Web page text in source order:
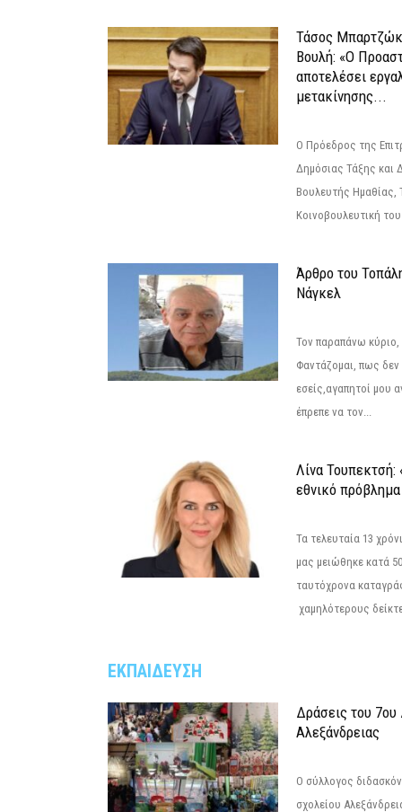
Τάσος
Βουλή: «Ο
αποτελέσει
μετακίνησης...
Ο Πρόεδρος της
Δημόσιας Τάξης και
Βουλευτής
Κοινοβουλευτική
Άρθρο του
Νάγκελ
Τον παραπάνω
Φαντάζομαι, πως δεν
εσείς,αγαπητοί μου
έπρεπε να τον...
Λίνα Τουπεκτσή:
εθνικό πρόβλημα
Τα τελευταία 13
μας μειώθηκε κατά
ταυτόχρονα
χαμηλότερους
ΕΚΠΑΙΔΕΥΣΗ
Δράσεις του 7ου
Αλεξάνδρειας
Ο σύλλογος
σχολείου